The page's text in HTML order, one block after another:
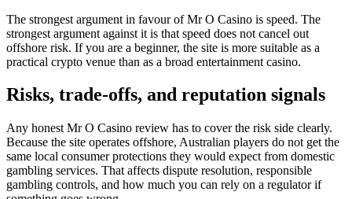
The strongest argument in favour of Mr O Casino is speed. The
strongest argument against it is that speed does not cancel out
offshore risk. If you are a beginner, the site is more suitable as a
practical crypto venue than as a broad entertainment casino.
Risks, trade-offs, and reputation signals
Any honest Mr O Casino review has to cover the risk side clearly.
Because the site operates offshore, Australian players do not get the
same local consumer protections they would expect from domestic
gambling services. That affects dispute resolution, responsible
gambling controls, and how much you can rely on a regulator if